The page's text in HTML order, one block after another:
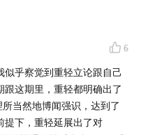
(RAG)
in Retrieval-
6
乎察觉到重轻立论跟自己
这期里，重轻都明确出了
当然地博闻强识，达到了
提下，重轻延展出了对